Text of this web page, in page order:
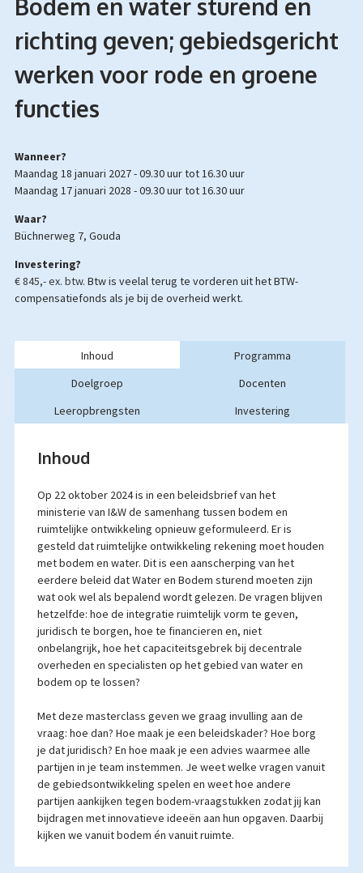
Bodem en water sturend en
richting geven; gebiedsgericht
werken voor rode en groene
functies
Wanneer?
maandag 18 januari 2027 -09.30 uurtot16.30 uur
maandag 17 januari 2028 -09.30 uurtot16.30 uur
Waar?
Büchnerweg 7, Gouda
Investering?
€ 845,- ex. btw. Btw is veelal terug te vorderen uit het BTW-
compensatiefonds als je bij de overheid werkt.
Inhoud
Programma
Doelgroep
Docenten
Leeropbrengsten
Investering
Inhoud
Op 22 oktober 2024 is in een beleidsbrief van het
ministerie van I&W de samenhang tussen bodem en
ruimtelijke ontwikkeling opnieuw geformuleerd. Er is
gesteld dat ruimtelijke ontwikkeling rekening moet houden
met bodem en water. Dit is een aanscherping van het
eerdere beleid dat Water en Bodem sturend moeten zijn
wat ook wel als bepalend wordt gelezen. De vragen blijven
hetzelfde: hoe de integratie ruimtelijk vorm te geven,
juridisch te borgen, hoe te financieren en, niet
onbelangrijk, hoe het capaciteitsgebrek bij decentrale
overheden en specialisten op het gebied van water en
bodem op te lossen?
Met deze masterclass geven we graag invulling aan de
vraag: hoe dan? Hoe maak je een beleidskader? Hoe borg
je dat juridisch? En hoe maak je een advies waarmee alle
partijen in je team instemmen. Je weet welke vragen vanuit
de gebiedsontwikkeling spelen en weet hoe andere
partijen aankijken tegen bodem-vraagstukken zodat jij kan
bijdragen met innovatieve ideeën aan hun opgaven. Daarbij
kijken we vanuit bodem én vanuit ruimte.